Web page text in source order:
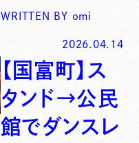
WRITTEN BY omi
2026.04.14
【国富町】ス
タンド→公民
館でダンスレ